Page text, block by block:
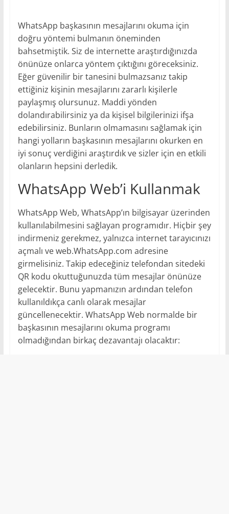
WhatsApp başkasının mesajlarını okuma için
doğru yöntemi bulmanın öneminden
bahsetmiştik. Siz de internette araştırdığınızda
önünüze onlarca yöntem çıktığını göreceksiniz.
Eğer güvenilir bir tanesini bulmazsanız takip
ettiğiniz kişinin mesajlarını zararlı kişilerle
paylaşmış olursunuz. Maddi yönden
dolandırabilirsiniz ya da kişisel bilgilerinizi ifşa
edebilirsiniz. Bunların olmamasını sağlamak için
hangi yolların başkasının mesajlarını okurken en
iyi sonuç verdiğini araştırdık ve sizler için en etkili
olanların hepsini derledik.
WhatsApp Web’i Kullanmak
WhatsApp Web, WhatsApp’ın bilgisayar üzerinden
kullanılabilmesini sağlayan programıdır. Hiçbir şey
indirmeniz gerekmez, yalnızca internet tarayıcınızı
açmalı ve web.WhatsApp.com adresine
girmelisiniz. Takip edeceğiniz telefondan sitedeki
QR kodu okuttuğunuzda tüm mesajlar önünüze
gelecektir. Bunu yapmanızın ardından telefon
kullanıldıkça canlı olarak mesajlar
güncellenecektir. WhatsApp Web normalde bir
başkasının mesajlarını okuma programı
olmadığından birkaç dezavantajı olacaktır: